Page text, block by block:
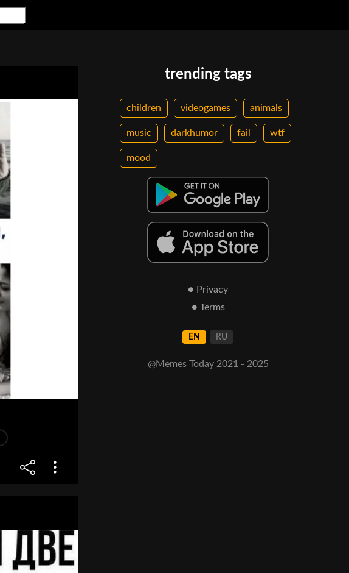
trending tags
children videogames animals
music darkhumor fail wtf
mood
● Privacy
● Terms
EN RU
@Memes Today 2021 - 2025